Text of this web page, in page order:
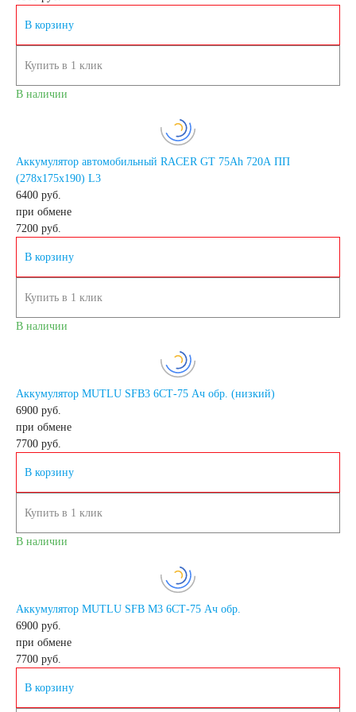
192 А/ч
210 А/ч
240 А/ч
Аккумуляторы
Аккумуляторы
В корзину
Купить в 1 клик
В наличии
Аккумулятор автомобильный RACER GT 75Ah 720A ПП
(278х175х190) L3
6400 руб.
при обмене
7200 руб.
В корзину
Купить в 1 клик
В наличии
Аккумулятор MUTLU SFB3 6СТ-75 Ач обр. (низкий)
6900 руб.
при обмене
7700 руб.
В корзину
Купить в 1 клик
В наличии
Аккумулятор MUTLU SFB M3 6СТ-75 Ач обр.
6900 руб.
при обмене
7700 руб.
В корзину